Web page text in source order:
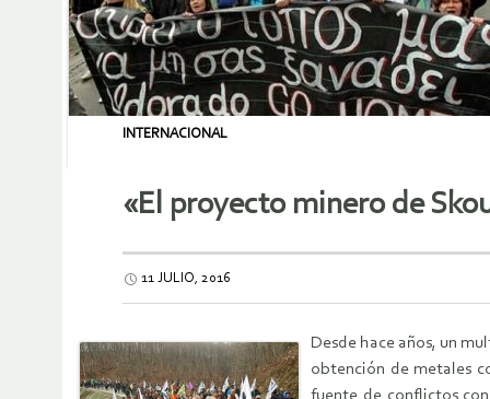
INTERNACIONAL
«El proyecto minero de
11 JULIO, 2016
Desde hace años, un
obtención de metales